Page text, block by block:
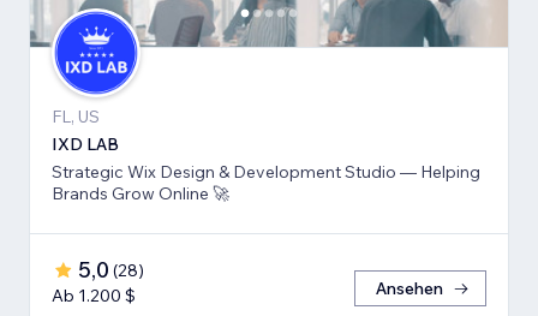
FL, US
IXD LAB
Strategic Wix Design & Development Studio — Helping
Brands Grow Online 🚀
5,0 (28)
Ab 1.200 $
Ansehen